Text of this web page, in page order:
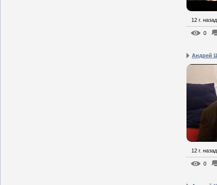
12 г. назад
0
Андрей
12 г. назад
0